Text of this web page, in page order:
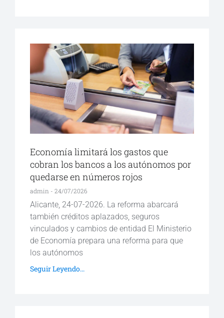
Economía limitará los gastos que
cobran los bancos a los autónomos por
quedarse en números rojos
admin 24/07/2026
Alicante, 24-07-2026. La reforma abarcará
también créditos aplazados, seguros
vinculados y cambios de entidad El Ministerio
de Economía prepara una reforma para que
los autónomos
Seguir Leyendo...